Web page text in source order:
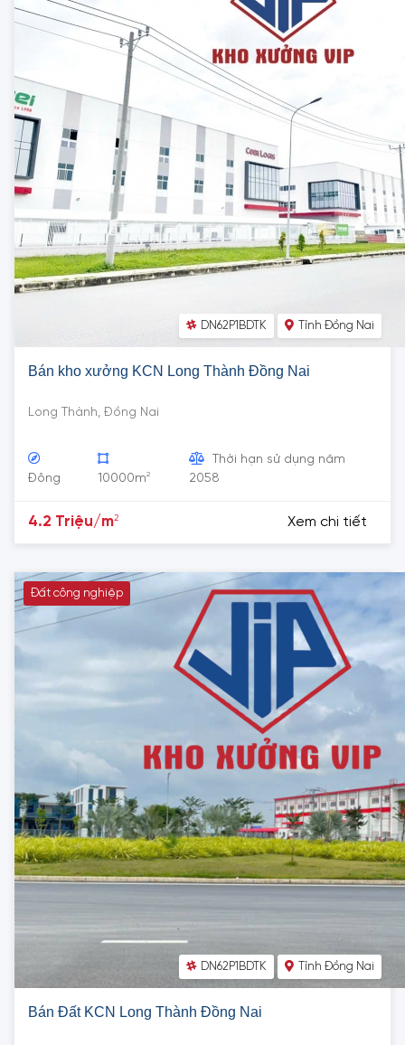
DN62P1BDTK Tỉnh Đồng Nai
Bán kho xưởng KCN Long Thành Đồng Nai
Long Thành, Đồng Nai
Đông 10000m2
Thời hạn sử dụng năm
2058
4.2 Triệu/m2 Xem chi tiết
Đất công nghiệp
DN62P1BDTK Tỉnh Đồng Nai
Bán Đất KCN Long Thành Đồng Nai